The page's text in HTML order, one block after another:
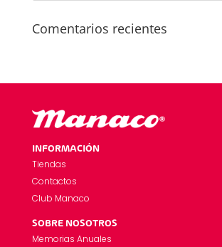
Comentarios recientes
INFORMACIÓN
Tiendas
Contactos
Club Manaco
SOBRE NOSOTROS
Memorias Anuales